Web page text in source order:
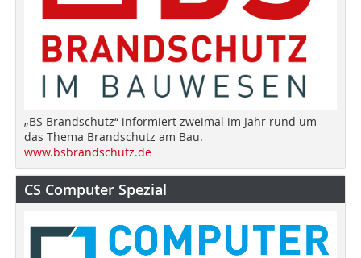
„BS Brandschutz“ informiert zweimal im Jahr rund um
das Thema Brandschutz am Bau.
www.bsbrandschutz.de
CS Computer Spezial